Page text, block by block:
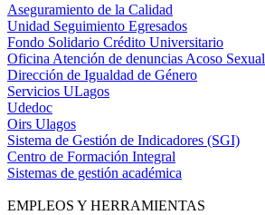
Aseguramiento de la Calidad
Unidad Seguimiento Egresados
Fondo Solidario Crédito Universitario
Oficina Atención de denuncias Acoso Sexual
Dirección de Igualdad de Género
Servicios ULagos
Udedoc
Oirs Ulagos
Sistema de Gestión de Indicadores (SGI)
Centro de Formación Integral
Sistemas de gestión académica
EMPLEOS Y HERRAMIENTAS